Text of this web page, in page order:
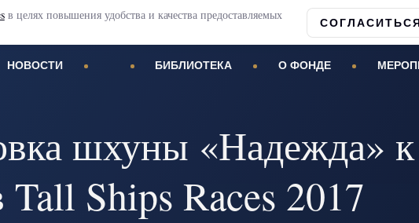
НОВОСТИ БИБЛИОТЕКА О ФОНДЕ
шхуны «Надежда» к
Ships Races 2017
в целях повышения удобства и качества предоставляемых